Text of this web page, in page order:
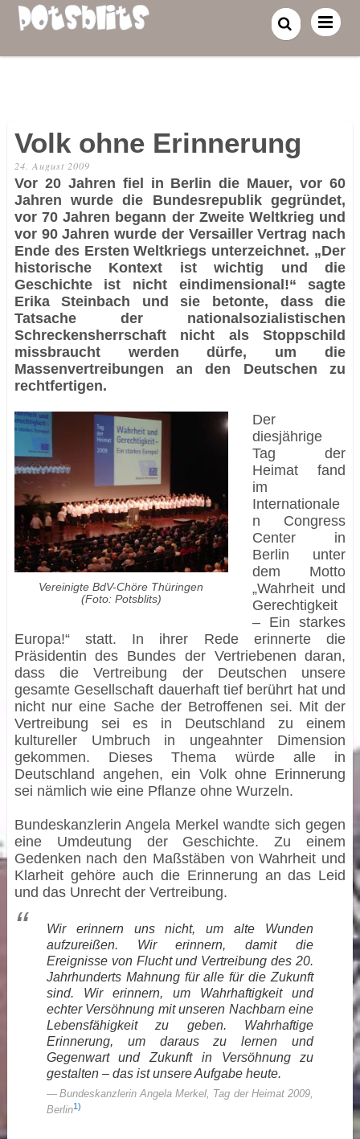
Volk ohne Erinnerung
24. August 2009
Vor 20 Jahren fiel in Berlin die Mauer, vor 60
Jahren wurde die Bundesrepublik gegründet,
vor 70 Jahren begann der Zweite Weltkrieg und
vor 90 Jahren wurde der Versailler Vertrag nach
Ende des Ersten Weltkriegs unterzeichnet. „Der
historische Kontext ist wichtig und die
Geschichte ist nicht eindimensional!“ sagte
Erika Steinbach und sie betonte, dass die
Tatsache der nationalsozialistischen
Schreckensherrschaft nicht als Stoppschild
missbraucht werden dürfe, um die
Massenvertreibungen an den Deutschen zu
rechtfertigen.
Vereinigte BdV-Chöre Thüringen
(Foto: Potsblits)
Der
diesjährige
Tag der
Heimat fand
im
Internationale
n Congress
Center in
Berlin unter
dem Motto
„Wahrheit und
Gerechtigkeit
– Ein starkes
Europa!“ statt. In ihrer Rede erinnerte die
Präsidentin des Bundes der Vertriebenen daran,
dass die Vertreibung der Deutschen unsere
gesamte Gesellschaft dauerhaft tief berührt hat und
nicht nur eine Sache der Betroffenen sei. Mit der
Vertreibung sei es in Deutschland zu einem
kultureller Umbruch in ungeahnter Dimension
gekommen. Dieses Thema würde alle in
Deutschland angehen, ein Volk ohne Erinnerung
sei nämlich wie eine Pflanze ohne Wurzeln.
Bundeskanzlerin Angela Merkel wandte sich gegen
eine Umdeutung der Geschichte. Zu einem
Gedenken nach den Maßstäben von Wahrheit und
Klarheit gehöre auch die Erinnerung an das Leid
und das Unrecht der Vertreibung.
Wir erinnern uns nicht, um alte Wunden
aufzureißen. Wir erinnern, damit die
Ereignisse von Flucht und Vertreibung des 20.
Jahrhunderts Mahnung für alle für die Zukunft
sind. Wir erinnern, um Wahrhaftigkeit und
echter Versöhnung mit unseren Nachbarn eine
Lebensfähigkeit zu geben. Wahrhaftige
Erinnerung, um daraus zu lernen und
Gegenwart und Zukunft in Versöhnung zu
gestalten – das ist unsere Aufgabe heute.
Bundeskanzlerin Angela Merkel, Tag der Heimat 2009,
Berlin1)